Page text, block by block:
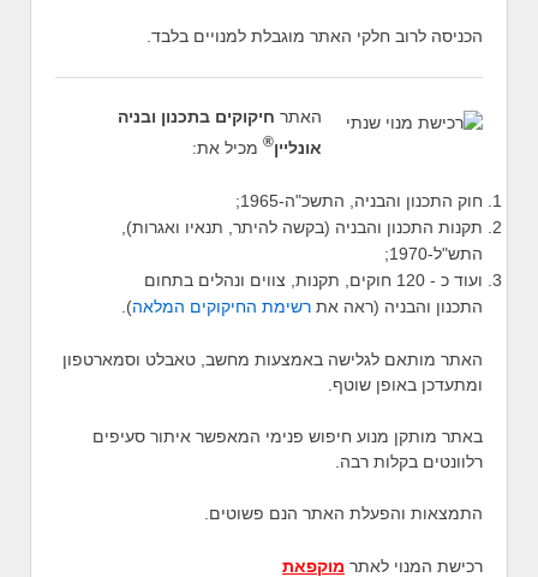
הכניסה לרוב חלקי האתר מוגבלת למנויים בלבד.
האתר חיקוקים בתכנון ובניה
אונליין® מכיל את:
חוק התכנון והבניה, התשכ"ה-1965;
תקנות התכנון והבניה (בקשה להיתר, תנאיו ואגרות),
התש"ל-1970;
ועוד כ - 120 חוקים, תקנות, צווים ונהלים בתחום
התכנון והבניה (ראה את רשימת החיקוקים המלאה).
האתר מותאם לגלישה באמצעות מחשב, טאבלט וסמארטפון
ומתעדכן באופן שוטף.
באתר מותקן מנוע חיפוש פנימי המאפשר איתור סעיפים
רלוונטים בקלות רבה.
התמצאות והפעלת האתר הנם פשוטים.
רכישת המנוי לאתר מוקפאת